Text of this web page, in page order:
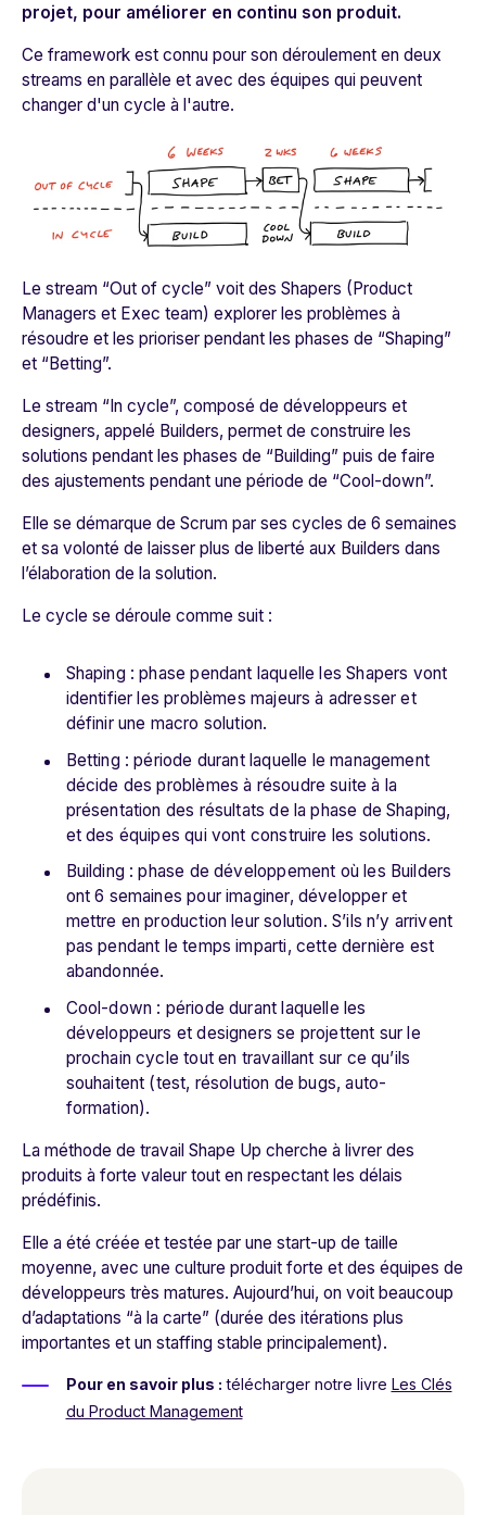
projet, pour améliorer en continu son produit.
Ce framework est connu pour son déroulement en deux
streams en parallèle et avec des équipes qui peuvent
changer d'un cycle à l'autre.
Le stream “Out of cycle” voit des Shapers (Product
Managers et Exec team) explorer les problèmes à
résoudre et les prioriser pendant les phases de “Shaping”
et “Betting”.
Le stream “In cycle”, composé de développeurs et
designers, appelé Builders, permet de construire les
solutions pendant les phases de “Building” puis de faire
des ajustements pendant une période de “Cool-down”.
Elle se démarque de Scrum par ses cycles de 6 semaines
et sa volonté de laisser plus de liberté aux Builders dans
l’élaboration de la solution.
Le cycle se déroule comme suit :
Shaping : phase pendant laquelle les Shapers vont
identifier les problèmes majeurs à adresser et
définir une macro solution.
Betting : période durant laquelle le management
décide des problèmes à résoudre suite à la
présentation des résultats de la phase de Shaping,
et des équipes qui vont construire les solutions.
Building : phase de développement où les Builders
ont 6 semaines pour imaginer, développer et
mettre en production leur solution. S’ils n’y arrivent
pas pendant le temps imparti, cette dernière est
abandonnée.
Cool-down : période durant laquelle les
développeurs et designers se projettent sur le
prochain cycle tout en travaillant sur ce qu’ils
souhaitent (test, résolution de bugs, auto-
formation).
La méthode de travail Shape Up cherche à livrer des
produits à forte valeur tout en respectant les délais
prédéfinis.
Elle a été créée et testée par une start-up de taille
moyenne, avec une culture produit forte et des équipes de
développeurs très matures. Aujourd’hui, on voit beaucoup
d’adaptations “à la carte” (durée des itérations plus
importantes et un staffing stable principalement).
Pour en savoir plus : télécharger notre livre Les Clés
du Product Management